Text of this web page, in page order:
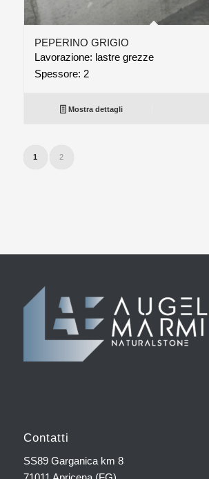
PEPERINO GRIGIO
Lavorazione: lastre grezze
Spessore: 2
Mostra dettagli
1 2
Contatti
SS89 Garganica km 8